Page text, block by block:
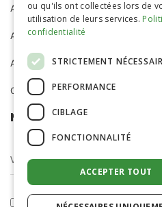
ACCUEIL
ACTIVITÉS
ACTUALITÉS
CARRIÈRE
NEWSLETTER
En cochant cette case,
ou qu'ils ont collectées lors de
utilisation de leurs services.
confidentialité
STRICTEMENT
PERFORMANCE
CIBLAGE
FONCTIONNALITÉ
ACCEPTER TOUT